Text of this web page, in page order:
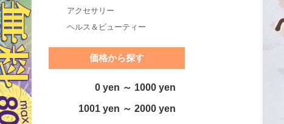
アクセサリー
ヘルス＆ビューティー
価格から探す
0 yen ～ 1000 yen
1001 yen ～ 2000 yen